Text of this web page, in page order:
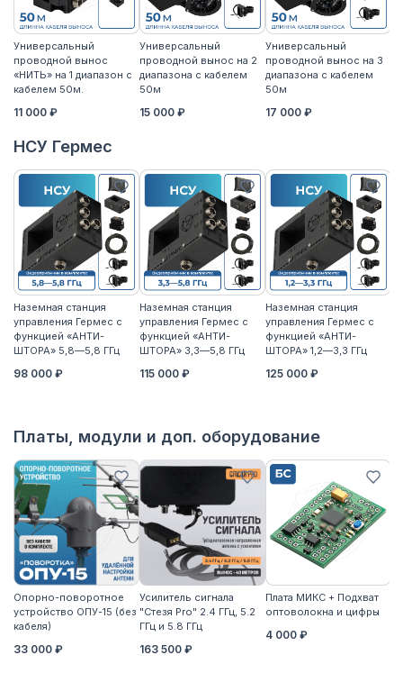
Универсальный
проводной вынос
«НИТЬ» на 1 диапазон с
кабелем 50м.
11 000 ₽
Универсальный
проводной вынос на 2
диапазона с кабелем
50м
15 000 ₽
Универсальный
проводной вынос на 3
диапазона с кабелем
50м
17 000 ₽
НСУ Гермес
Наземная станция
управления Гермес с
функцией «АНТИ-
ШТОРА» 5,8—5,8 ГГц
98 000 ₽
Наземная станция
управления Гермес с
функцией «АНТИ-
ШТОРА» 3,3—5,8 ГГц
115 000 ₽
Наземная станция
управления Гермес с
функцией «АНТИ-
ШТОРА» 1,2—3,3 ГГц
125 000 ₽
Платы, модули и доп. оборудование
Опорно-поворотное
устройство ОПУ-15 (без
кабеля)
33 000 ₽
Усилитель сигнала
"Стезя Pro" 2.4 ГГц, 5.2
ГГц и 5.8 ГГц
163 500 ₽
Плата МИКС + Подхват
оптоволокна и цифры
4 000 ₽